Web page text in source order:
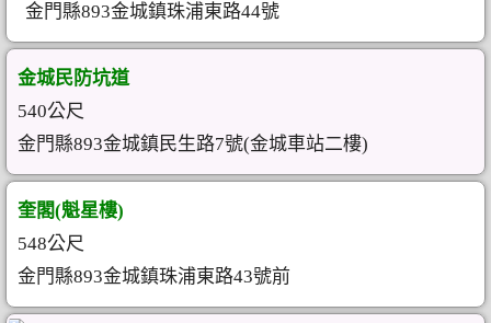
金門縣893金城鎮珠浦東路44號
金城民防坑道
540公尺
金門縣893金城鎮民生路7號(金城車站二樓)
奎閣(魁星樓)
548公尺
金門縣893金城鎮珠浦東路43號前